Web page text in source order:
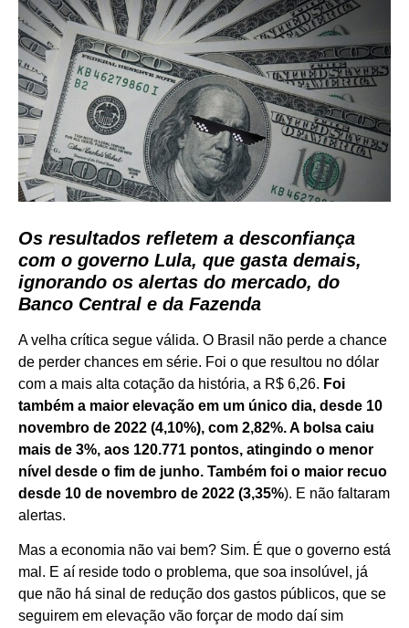
Os resultados refletem a desconfiança
com o governo Lula, que gasta demais,
ignorando os alertas do mercado, do
Banco Central e da Fazenda
A velha crítica segue válida. O Brasil não perde a chance
de perder chances em série. Foi o que resultou no dólar
com a mais alta cotação da história, a R$ 6,26. Foi
também a maior elevação em um único dia, desde 10
novembro de 2022 (4,10%), com 2,82%. A bolsa caiu
mais de 3%, aos 120.771 pontos, atingindo o menor
nível desde o fim de junho. Também foi o maior recuo
desde 10 de novembro de 2022 (3,35%). E não faltaram
alertas.
Mas a economia não vai bem? Sim. É que o governo está
mal. E aí reside todo o problema, que soa insolúvel, já
que não há sinal de redução dos gastos públicos, que se
seguirem em elevação vão forçar de modo daí sim